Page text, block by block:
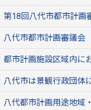
第18回八代市都市計画
八代市都市計画審議会
都市計画施設区域内に
八代市は景観行政団体
八代都市計画用途地域